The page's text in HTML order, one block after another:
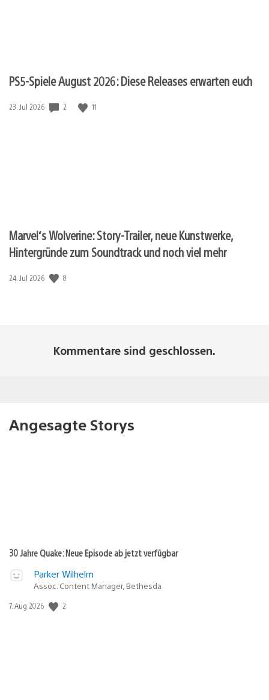
PS5-Spiele August 2026: Diese Releases erwarten euch
Veröffentlichungsdatum:
23. Jul 2026 2 11
Marvel‘s Wolverine: Story-Trailer, neue Kunstwerke,
Hintergründe zum Soundtrack und noch viel mehr
Veröffentlichungsdatum:
24. Jul 2026 8
Kommentare sind geschlossen.
Angesagte Storys
30 Jahre Quake: Neue Episode ab jetzt verfügbar
Parker Wilhelm
Assoc. Content Manager, Bethesda
Veröffentlichungsdatum:
7. Aug 2026 2